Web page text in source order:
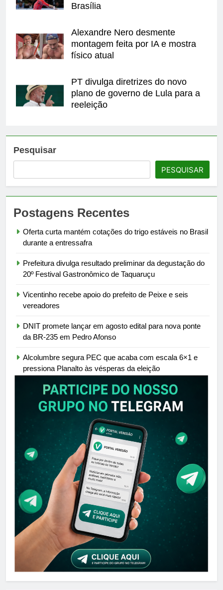
Brasília
Alexandre Nero desmente
montagem feita por IA e mostra
físico atual
PT divulga diretrizes do novo
plano de governo de Lula para a
reeleição
Pesquisar
PESQUISAR
Postagens Recentes
Oferta curta mantém cotações do trigo estáveis no Brasil
durante a entressafra
Prefeitura divulga resultado preliminar da degustação do
20º Festival Gastronômico de Taquaruçu
Vicentinho recebe apoio do prefeito de Peixe e seis
vereadores
DNIT promete lançar em agosto edital para nova ponte
da BR-235 em Pedro Afonso
Alcolumbre segura PEC que acaba com escala 6×1 e
pressiona Planalto às vésperas da eleição